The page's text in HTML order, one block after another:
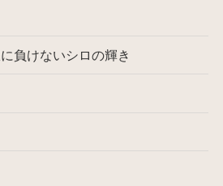
負けないシロの輝き